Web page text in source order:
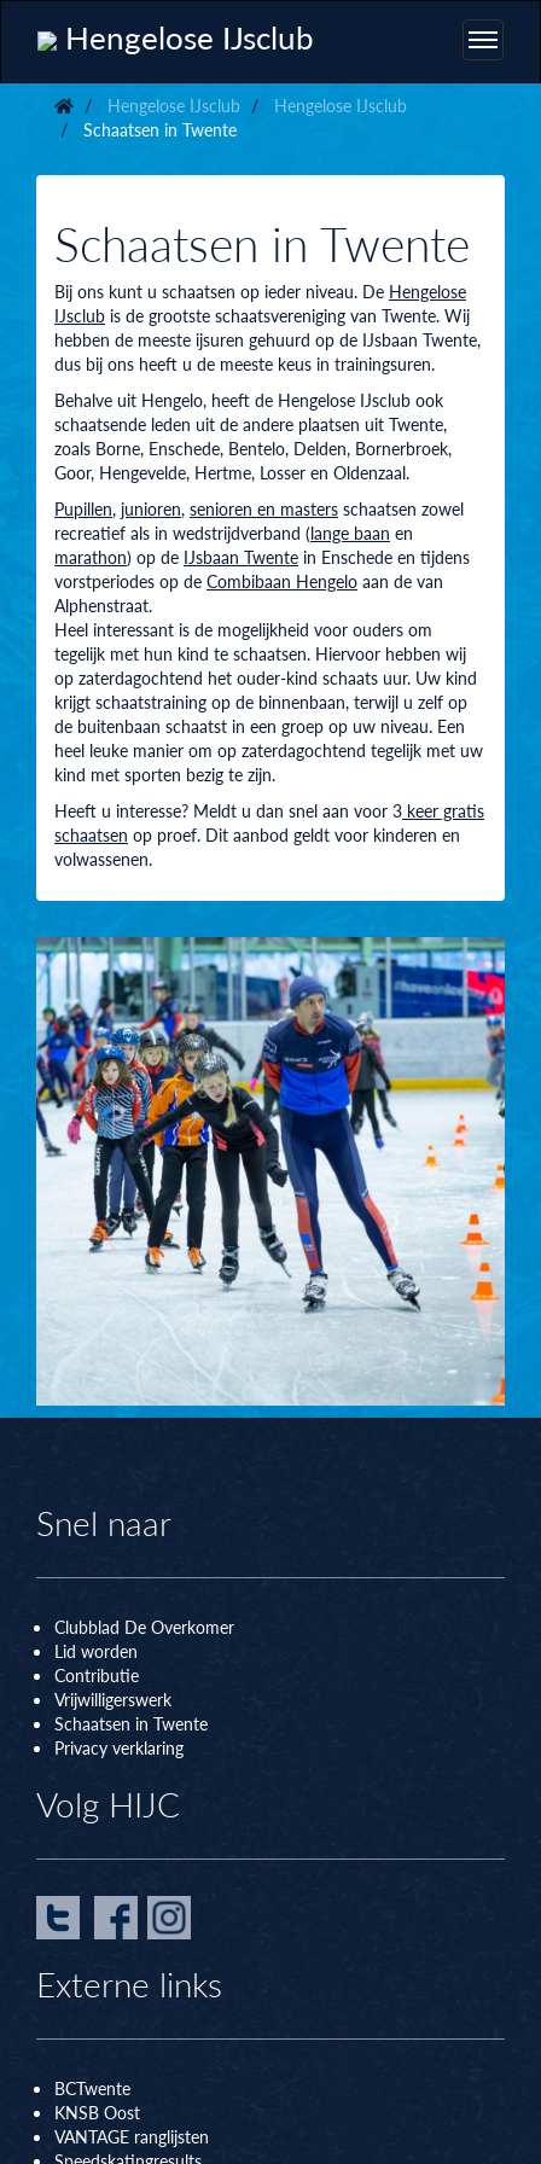
Hengelose IJsclub
Hengelose IJsclub
Hengelose IJsclub
Schaatsen in Twente
Schaatsen in Twente
Bij ons kunt u schaatsen op ieder niveau. De Hengelose
IJsclub is de grootste schaatsvereniging van Twente. Wij
hebben de meeste ijsuren gehuurd op de IJsbaan Twente,
dus bij ons heeft u de meeste keus in trainingsuren.
Behalve uit Hengelo, heeft de Hengelose IJsclub ook
schaatsende leden uit de andere plaatsen uit Twente,
zoals Borne, Enschede, Bentelo, Delden, Bornerbroek,
Goor, Hengevelde, Hertme, Losser en Oldenzaal.
Pupillen, junioren, senioren en masters schaatsen zowel
recreatief als in wedstrijdverband (lange baan en
marathon) op de IJsbaan Twente in Enschede en tijdens
vorstperiodes op de Combibaan Hengelo aan de van
Alphenstraat.
Heel interessant is de mogelijkheid voor ouders om
tegelijk met hun kind te schaatsen. Hiervoor hebben wij
op zaterdagochtend het ouder-kind schaats uur. Uw kind
krijgt schaatstraining op de binnenbaan, terwijl u zelf op
de buitenbaan schaatst in een groep op uw niveau. Een
heel leuke manier om op zaterdagochtend tegelijk met uw
kind met sporten bezig te zijn.
Heeft u interesse? Meldt u dan snel aan voor 3 keer gratis
schaatsen op proef. Dit aanbod geldt voor kinderen en
volwassenen.
Snel naar
Clubblad De Overkomer
Lid worden
Contributie
Vrijwilligerswerk
Schaatsen in Twente
Privacy verklaring
Volg HIJC
Externe links
BCTwente
KNSB Oost
VANTAGE ranglijsten